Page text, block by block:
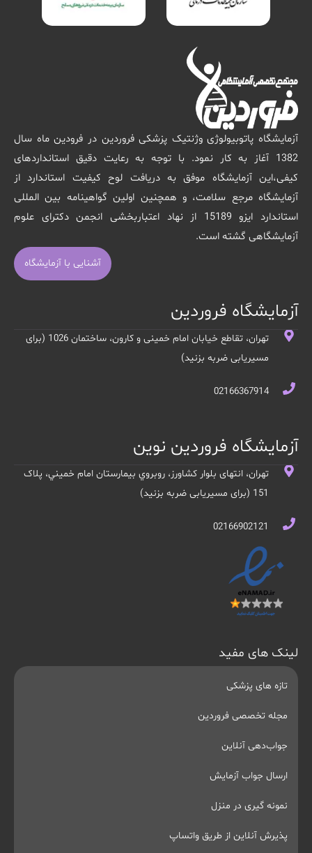
آزمایشگاه پاتوبیولوژی وژنتیک پزشکی فروردین در فرودین ماه سال
1382 آغاز به کار نمود. با توجه به رعایت دقیق استانداردهای
کیفی،این آزمایشگاه موفق به دریافت لوح کیفیت استاندارد از
آزمایشگاه مرجع سلامت، و همچنین اولین گواهینامه بین المللی
استاندارد ایزو 15189 از نهاد اعتباربخشی انجمن دکترای علوم
آزمایشگاهی گشته است.
آشنایی با آزمایشگاه
آزمایشگاه فروردین
تهران، تقاطع خیابان امام خمینی و کارون، ساختمان 1026 (برای
مسیریابی ضربه بزنید)
02166367914
آزمایشگاه فروردین نوین
تهران، انتهای بلوار کشاورز، روبروي بيمارستان امام خميني، پلاک
151 (برای مسیریابی ضربه بزنید)
02166902121
لینک های مفید
تازه های پزشکی
مجله تخصصی فروردین
جواب‌دهی آنلاین
ارسال جواب آزمایش
نمونه گیری در منزل
پذیرش آنلاین از طریق واتساپ